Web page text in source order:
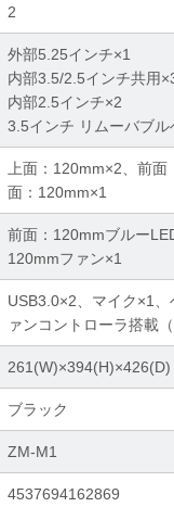
2
外部5.25インチ×1
内部3.5/2.5インチ共用
内部2.5インチ×2
3.5インチ リムーバブル
上面：120mm×2、前
面：120mm×1
前面：120mmブルー
120mmファン×1
USB3.0×2、マイク×1
ァンコントローラ搭載
261(W)×394(H)×426(D)
ブラック
ZM-M1
4537694162869